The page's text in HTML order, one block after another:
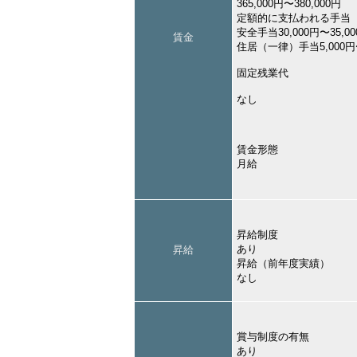
賃金
365,000円〜380,000円
定額的に支払われる手当
安全手当30,000円〜
住居（一律）手当5,000円
固定残業代
なし
賃金形態
月給
昇給
昇給制度
あり
昇給（前年度実績）
なし
賞与制度の有無
あり